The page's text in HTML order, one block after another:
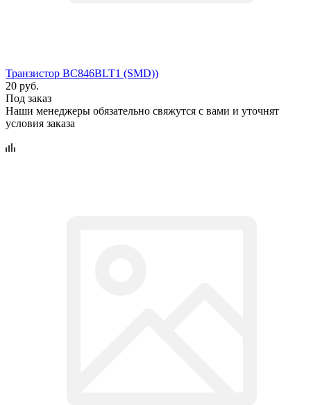
Транзистор BC846BLT1 (SMD))
20 руб.
Под заказ
Наши менеджеры обязательно свяжутся с вами и уточнят
условия заказа